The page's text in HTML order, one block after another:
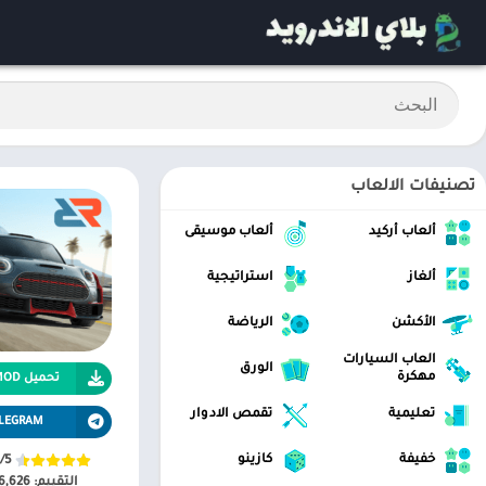
تحميل APK MOD
/5
تصنيفات الالعاب
ألعاب أركيد ألعاب موسيقى
ألغاز استراتيجية
الأكشن الرياضة
العاب السيارات
مهكرة
الورق
تعليمية تقمص الادوار
خفيفة كازينو